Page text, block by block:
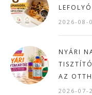
2026-08-
NYÁRI
AZ
2026-07-